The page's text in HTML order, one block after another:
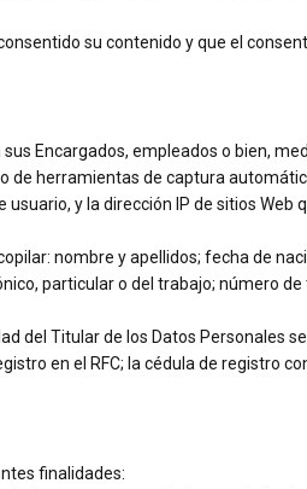
su contenido y que el
Encargados, empleados o bien,
herramientas de captura
y la dirección IP de sitios Web
nombre y apellidos; fecha de
particular o del trabajo; número
del Titular de los Datos Personales
en el RFC; la cédula de registro
finalidades: